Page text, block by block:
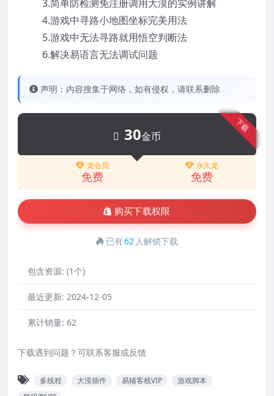
3.简单防检测免注册调用大漠的实例讲解
4.游戏中寻路小地图坐标完美用法
5.游戏中无法寻路就用悟空判断法
6.解决易语言无法调试问题
声明：内容搜集于网络，如有侵权，请联系删除
下载
30金币
龙会员
免费
永久龙
免费
购买下载权限
已有62 人解锁下载
包含资源: (1个)
最近更新: 2024-12-05
累计销量: 62
下载遇到问题？可联系客服或反馈
多线程 大漠插件 易辅客栈VIP
游戏脚本